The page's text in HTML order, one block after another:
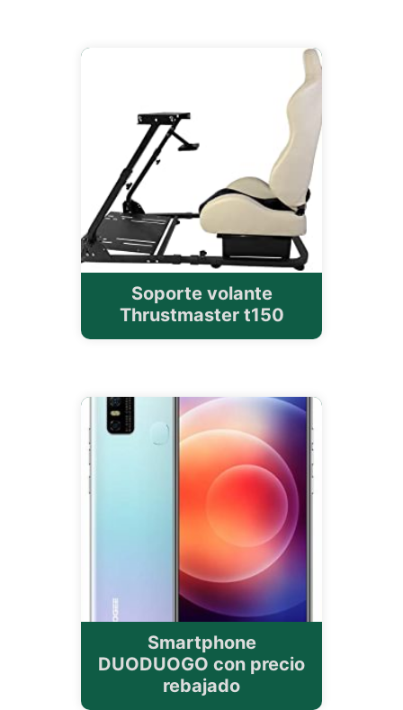
Soporte volante
Thrustmaster t150
Smartphone
DUODUOGO con precio
rebajado